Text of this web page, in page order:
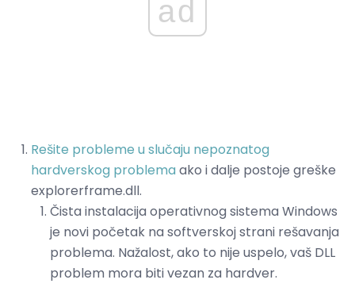
ad
Rešite probleme u slučaju nepoznatog
hardverskog problemaako i dalje postoje greške
explorerframe.dll.
Čista instalacija operativnog sistema Windows
je novi početak na softverskoj strani rešavanja
problema. Nažalost, ako to nije uspelo, vaš DLL
problem mora biti vezan za hardver.